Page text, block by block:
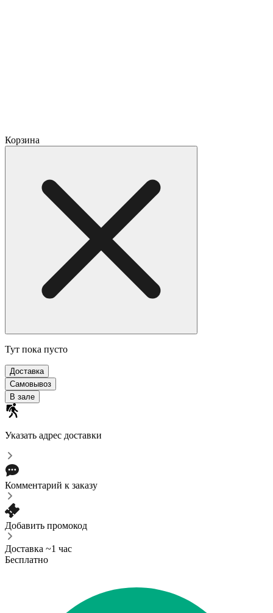
Корзина
Тут пока пусто
Доставка
Самовывоз
В зале
Указать адрес доставки
Комментарий к заказу
Добавить промокод
Доставка ~1 час
Бесплатно